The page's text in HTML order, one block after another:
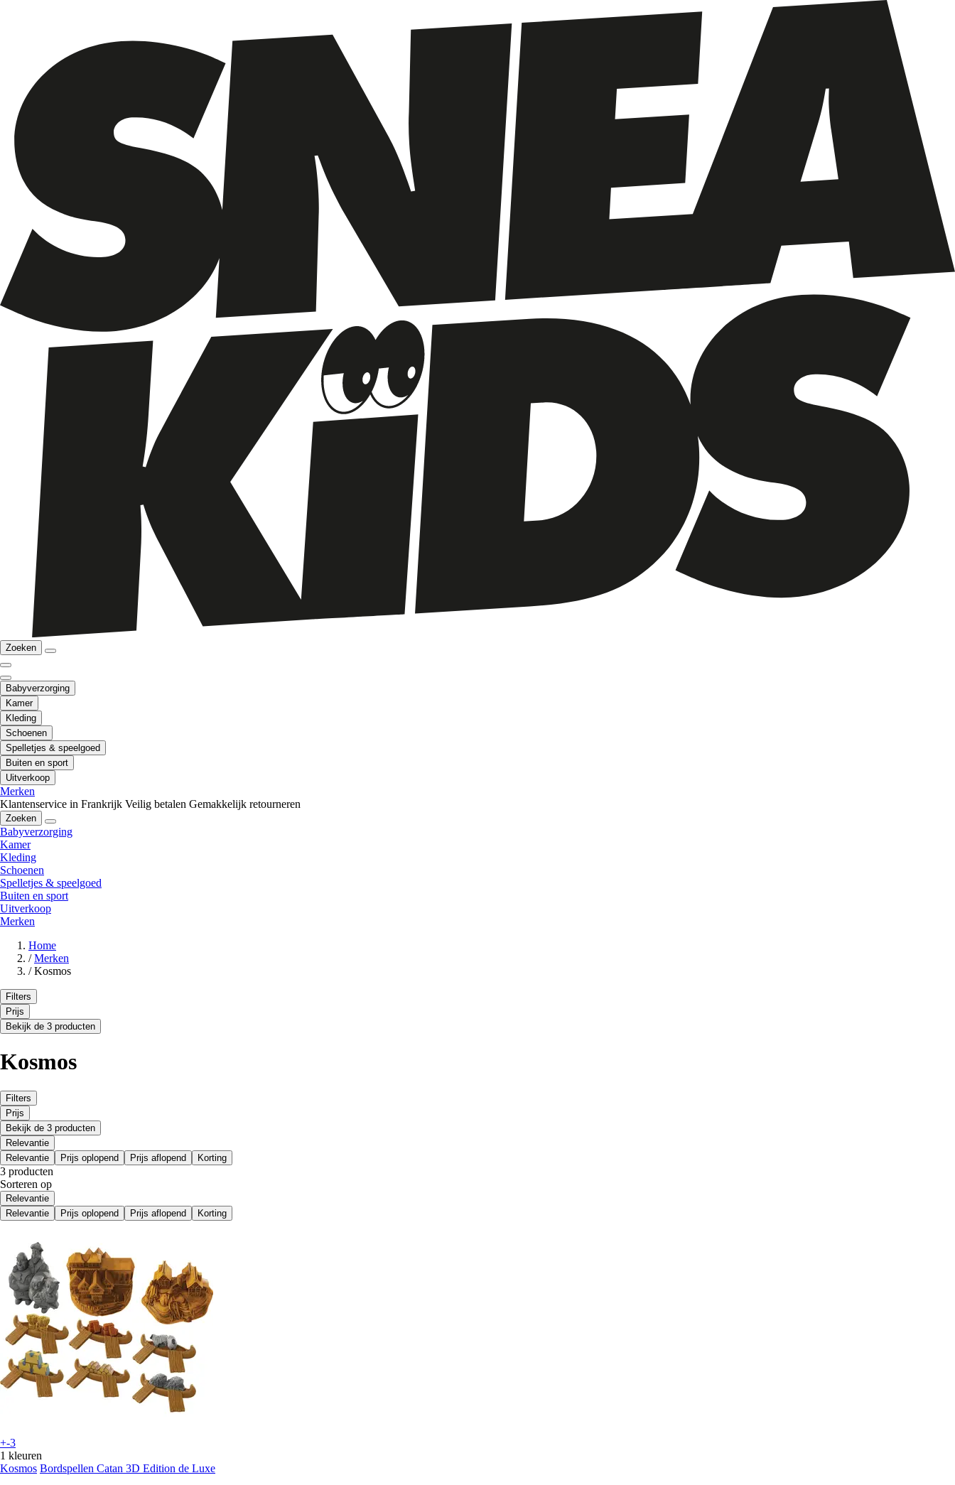
Zoeken
Babyverzorging
Kamer
Kleding
Schoenen
Spelletjes & speelgoed
Buiten en sport
Uitverkoop
Merken
Klantenservice in Frankrijk Veilig betalen Gemakkelijk retourneren
Zoeken
Babyverzorging
Kamer
Kleding
Schoenen
Spelletjes & speelgoed
Buiten en sport
Uitverkoop
Merken
Home
/ Merken
/ Kosmos
Filters
Prijs
Bekijk de 3 producten
Kosmos
Filters
Prijs
Bekijk de 3 producten
Relevantie
Relevantie
Prijs oplopend Prijs aflopend Korting
3 producten
Sorteren op
Relevantie
Relevantie
Prijs oplopend Prijs aflopend Korting
+-3
1 kleuren
Kosmos Bordspellen Catan 3D Edition de Luxe